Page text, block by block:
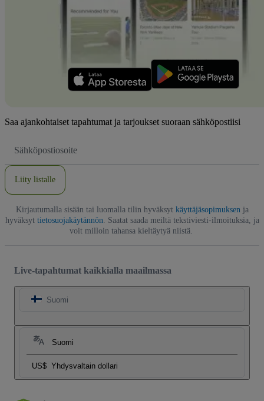
Saa ajankohtaiset tapahtumat ja tarjoukset suoraan sähköpostiisi
Liity listalle
Kirjautumalla sisään tai luomalla tilin hyväksyt käyttäjäsopimuksen ja
hyväksyt tietosuojakäytännön . Saatat saada meiltä tekstiviesti-ilmoituksia, ja
voit milloin tahansa kieltäytyä niistä.
Live-tapahtumat kaikkialla maailmassa
Suomi
Suomi
US$ Yhdysvaltain dollari